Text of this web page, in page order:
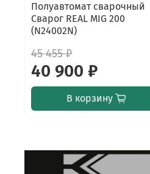
Полуавтомат сварочный
Сварог REAL MIG 200
(N24002N)
45 455 ₽
40 900 ₽
В корзину